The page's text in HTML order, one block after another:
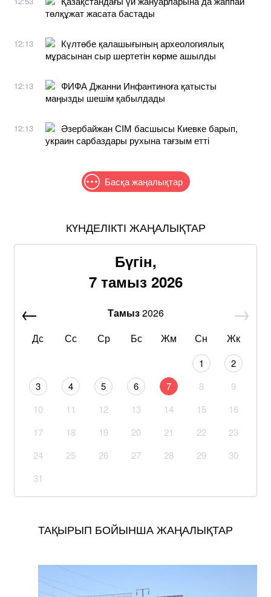
төлқұжат жасата бастады
12:13
Күлтөбе қалашығының археологиялық
мұрасынан сыр шертетін көрме ашылды
12:13
ФИФА Джанни Инфантиноға қатысты
маңызды шешім қабылдады
12:13
Әзербайжан СІМ басшысы Киевке барып,
украин сарбаздары рухына тағзым етті
Басқа жаңалықтар
КҮНДЕЛІКТІ ЖАҢАЛЫҚТАР
Бүгін,
7 тамыз 2026
Тамыз2026
Дс
Сс Ср Бс Жм Сн Жк
1
2
3
4 5 6 7 8
9
10
11 12 13 14 15
16
17
18 19 20 21 22
23
24
25 26 27 28 29
30
31
ТАҚЫРЫП БОЙЫНША ЖАҢАЛЫҚТАР